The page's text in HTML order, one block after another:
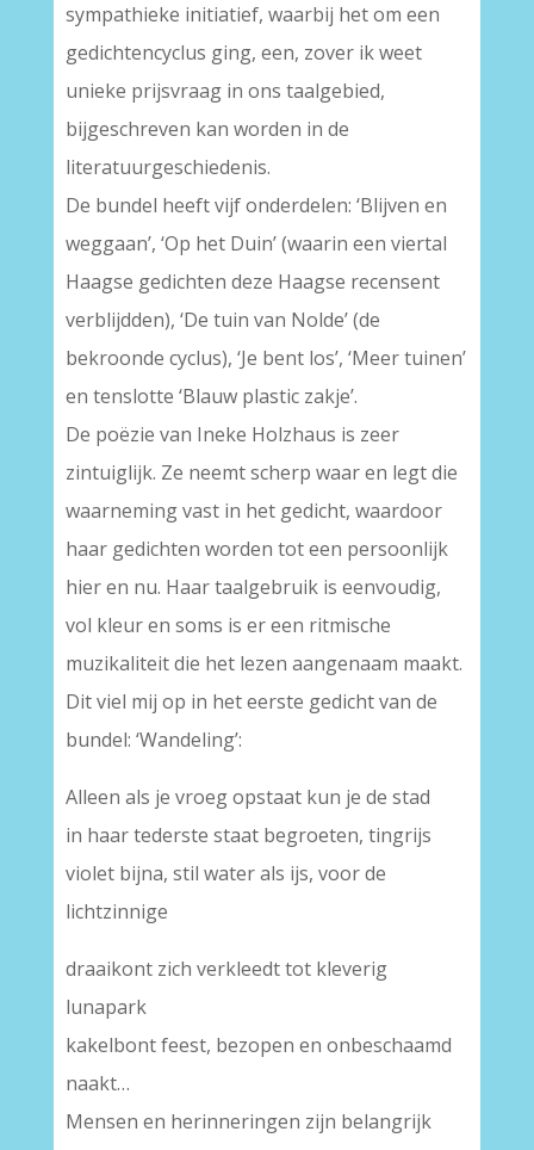
sympathieke initiatief, waarbij het om een
gedichtencyclus ging, een, zover ik weet
unieke prijsvraag in ons taalgebied,
bijgeschreven kan worden in de
literatuurgeschiedenis.
De bundel heeft vijf onderdelen: ‘Blijven en
weggaan’, ‘Op het Duin’ (waarin een viertal
Haagse gedichten deze Haagse recensent
verblijdden), ‘De tuin van Nolde’ (de
bekroonde cyclus), ‘Je bent los’, ‘Meer tuinen’
en tenslotte ‘Blauw plastic zakje’.
De poëzie van Ineke Holzhaus is zeer
zintuiglijk. Ze neemt scherp waar en legt die
waarneming vast in het gedicht, waardoor
haar gedichten worden tot een persoonlijk
hier en nu. Haar taalgebruik is eenvoudig,
vol kleur en soms is er een ritmische
muzikaliteit die het lezen aangenaam maakt.
Dit viel mij op in het eerste gedicht van de
bundel: ‘Wandeling’:
Alleen als je vroeg opstaat kun je de stad
in haar tederste staat begroeten, tingrijs
violet bijna, stil water als ijs, voor de
lichtzinnige
draaikont zich verkleedt tot kleverig
lunapark
kakelbont feest, bezopen en onbeschaamd
naakt…
Mensen en herinneringen zijn belangrijk